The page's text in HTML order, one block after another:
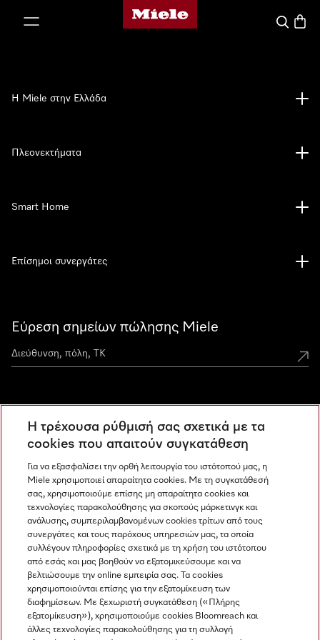
Αρχική σελίδα της Miele
Εύρεση σημείων πώλησης Miele
Ανακαλύψτε τα Miele Experience Center
Newsletter
Η Miele στην Ελλάδα
Πλεονεκτήματα
Smart Home
Επίσημοι συνεργάτες
Miele στο Instagram
Miele στο Facebook
Miele στο Youtube
Η τρέχουσα ρύθμισή σας σχετικά με τα
cookies που απαιτούν συγκατάθεση
Για να εξασφαλίσει την ορθή λειτουργία του ιστότοπού μας, η
Miele χρησιμοποιεί απαραίτητα cookies. Με τη συγκατάθεσή
σας, χρησιμοποιούμε επίσης μη απαραίτητα cookies και
τεχνολογίες παρακολούθησης για σκοπούς μάρκετινγκ και
ανάλυσης, συμπεριλαμβανομένων cookies τρίτων από τους
συνεργάτες και τους παρόχους υπηρεσιών μας, τα οποία
συλλέγουν πληροφορίες σχετικά με τη χρήση του ιστότοπου
από εσάς και μας βοηθούν να εξατομικεύσουμε και να
βελτιώσουμε την online εμπειρία σας. Τα cookies
χρησιμοποιούνται επίσης για την εξατομίκευση των
διαφημίσεων. Με ξεχωριστή συγκατάθεση («Πλήρης
εξατομίκευση»), χρησιμοποιούμε cookies Bloomreach και
άλλες τεχνολογίες παρακολούθησης για τη συλλογή